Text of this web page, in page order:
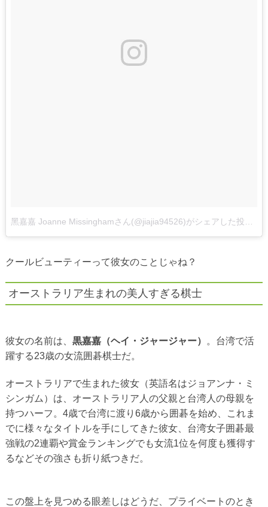
クールビューティーって彼女のことじゃね？
オーストラリア生まれの美人すぎる棋士
彼女の名前は、 黒嘉嘉（ヘイ・ジャージャー）
。台湾で活
躍する23歳の女流囲碁棋士だ。
オーストラリアで生まれた彼女（英語名はジョアンナ・ミ
シンガム）は、オーストラリア人の父親と台湾人の母親を
持つハーフ。4歳で台湾に渡り6歳から囲碁を始め、これま
でに様々なタイトルを手にしてきた彼女、台湾女子囲碁最
強戦の2連覇や賞金ランキングでも女流1位を何度も獲得す
るなどその強さも折り紙つきだ。
この盤上を見つめる眼差しはどうだ、プライベートのとき